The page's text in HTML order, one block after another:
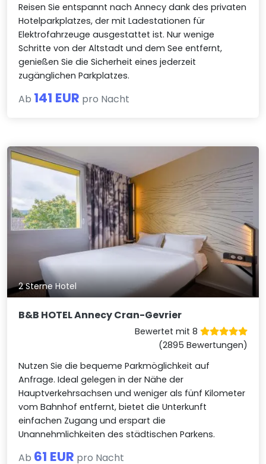
Reisen Sie entspannt nach Annecy dank des privaten
Hotelparkplatzes, der mit Ladestationen für
Elektrofahrzeuge ausgestattet ist. Nur wenige
Schritte von der Altstadt und dem See entfernt,
genießen Sie die Sicherheit eines jederzeit
zugänglichen Parkplatzes.
Ab 141 EUR pro Nacht
2 Sterne Hotel
B&B HOTEL Annecy Cran-Gevrier
Bewertet mit 8
(2895 Bewertungen)
Nutzen Sie die bequeme Parkmöglichkeit auf
Anfrage. Ideal gelegen in der Nähe der
Hauptverkehrsachsen und weniger als fünf Kilometer
vom Bahnhof entfernt, bietet die Unterkunft
einfachen Zugang und erspart die
Unannehmlichkeiten des städtischen Parkens.
Ab 61 EUR pro Nacht